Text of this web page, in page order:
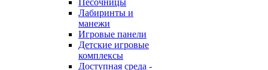
Песочницы
Лабиринты и
манежи
Игровые панели
Детские игровые
комплексы
Доступная среда -